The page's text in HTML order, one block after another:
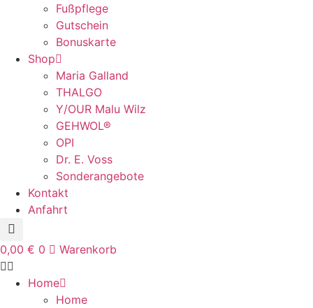
Fußpflege
Gutschein
Bonuskarte
Shop
Maria Galland
THALGO
Y/OUR Malu Wilz
GEHWOL®
OPI
Dr. E. Voss
Sonderangebote
Kontakt
Anfahrt
0,00 € 0 Warenkorb
Home
Home